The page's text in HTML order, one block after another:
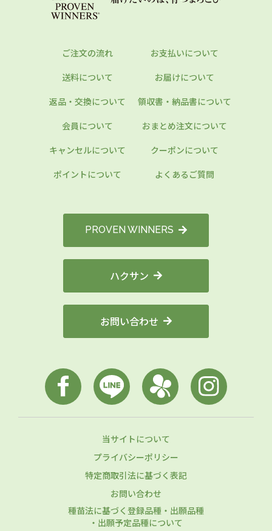
ご注文の流れ
お支払いについて
送料について
お届けについて
返品・交換について
領収書・納品書について
会員について
おまとめ注文について
キャンセルについて
クーポンについて
ポイントについて
よくあるご質問
PROVEN WINNERS
ハクサン
お問い合わせ
当サイトについて
プライバシーポリシー
特定商取引法に基づく表記
お問い合わせ
種苗法に基づく登録品種・出願品種
・出願予定品種について